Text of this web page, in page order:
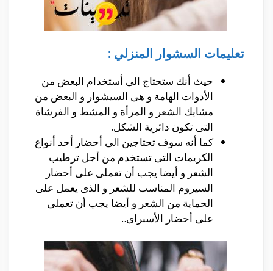
تعليمات السشوار المنزلي :
حيث أنك ستحتاج الى أستخدام البعض من
الأدوات الهامة و هى السيشوار و البعض من
مشابك الشعر و المرأة و المشط و الفرشاة
التى تكون دائرية الشكل.
كما أنه سوف تحتاجين الى أحضار أحد أنواع
الكريمات التى تستخدم من أجل ترطيب
الشعر و أيضا يجب أن تعملى على أحضار
السيروم المناسب للشعر و الذى يعمل على
الحماية من الشعر و أيضا يجب أن تعملى
على أحضار الأسبراى..